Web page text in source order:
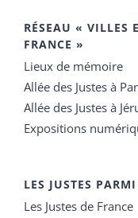
RÉSEAU « VILLES
FRANCE »
Lieux de mémoire
Allée des Justes à
Allée des Justes à
Expositions
LES JUSTES
Les Justes de France